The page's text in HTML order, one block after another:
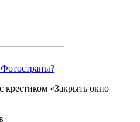
«Закрыть окно